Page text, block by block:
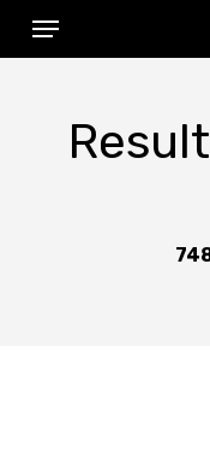
SkipMenu